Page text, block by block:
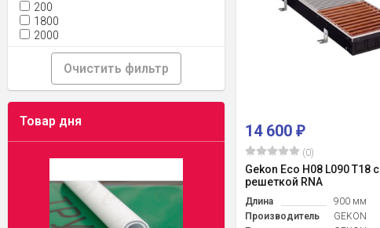
200
1800
2000
Очистить фильтр
Товар дня
14 600₽
(0)
Gekon Eco H08 L090 T18 с
решеткой RNA
Длина
900 мм
Производитель
GEKON